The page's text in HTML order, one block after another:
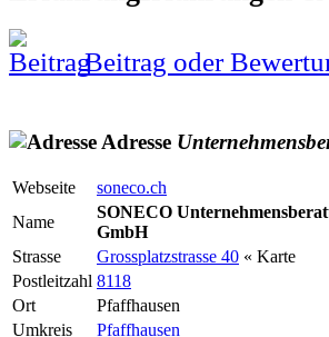
Beitrag oder
Adresse
Webseite
soneco.ch
Name
SONECO
GmbH
Strasse
Grossplatzstrasse 40 « Karte
Postleitzahl 8118
Ort
Pfaffhausen
Umkreis
Pfaffhausen